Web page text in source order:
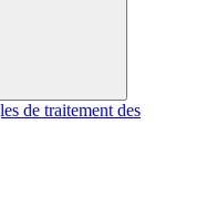
de traitement des